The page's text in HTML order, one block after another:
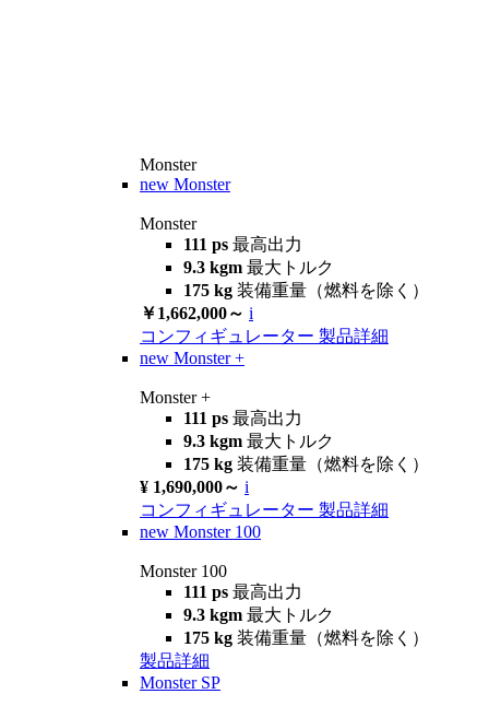
Monster
new Monster
Monster
111 ps 最高出力
9.3 kgm 最大トルク
175 kg 装備重量（燃料を除く）
￥1,662,000～ i
コンフィギュレーター 製品詳細
new Monster +
Monster +
111 ps 最高出力
9.3 kgm 最大トルク
175 kg 装備重量（燃料を除く）
¥ 1,690,000～ i
コンフィギュレーター 製品詳細
new Monster 100
Monster 100
111 ps 最高出力
9.3 kgm 最大トルク
175 kg 装備重量（燃料を除く）
製品詳細
Monster SP